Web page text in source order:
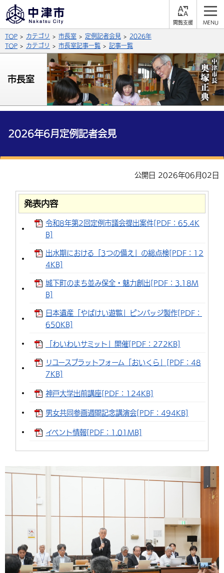
背景色
青 白
文字の大きさ
拡大 標準 縮小
英語（English） 中国語（簡体字）
公式SNS
X (Twitter) YouTube
サイト内検索
総合メニュー
保険・年金
福祉・介護 健康・予防
税金 住宅・インフラ
外国人の方向け情報
入札・契約 産業・雇用
農林水産業 税金
子育て・教育
相談・支援・情報 計画・施策
遊ぶ・体験する グルメ・食べる
買う・おみやげ 四季のイベント・祭り
中津市について
地方創生・地域活性化 広報・広聴
TOP カテゴリ 市長室 定例記者会見
2026年
TOP
カテゴリ 市長室記事一覧 記事一覧
市長室
2026年6月定例記者会見
公開日 2026年06月02日
発表内容
令和8年第2回定例市議会提出案件[PDF：65.4K
B]
出水期における「3つの備え」の総点検[PDF：12
4KB]
城下町のまち並み保全・魅力創出[PDF：3.18M
B]
日本遺産「やばけい遊覧」ピンバッジ製作[PDF：
650KB]
「わいわいサミット」開催[PDF：272KB]
リユースプラットフォーム「おいくら」[PDF：48
7KB]
神戸大学出前講座[PDF：124KB]
男女共同参画週間記念講演会[PDF：494KB]
イベント情報[PDF：1.01MB]